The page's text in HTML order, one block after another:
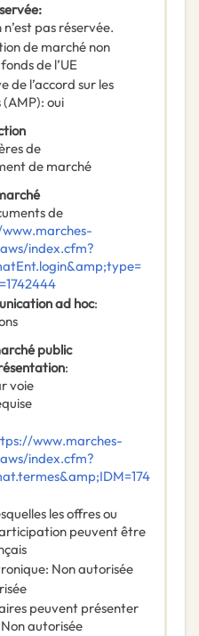
:
pas réservée.
de marché non
de l’UE
de l’accord sur les
(AMP): oui
de
de marché
de
index.cfm?
ad hoc:
public
:
voie
www.marches-
index.cfm?
les offres ou
peuvent être
: Non autorisée
peuvent présenter
Non autorisée